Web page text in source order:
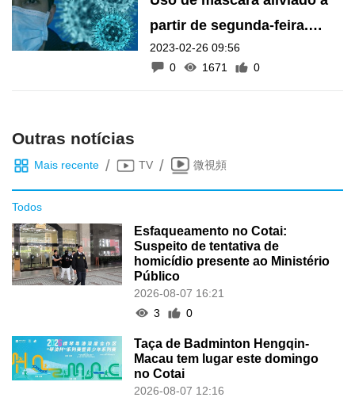
partir de segunda-feira.
Conheça o essencial
2023-02-26 09:56
0
1671 0
Outras notícias
Mais recente / TV / 微視頻
Todos
Esfaqueamento no Cotai:
Suspeito de tentativa de
homicídio presente ao Ministério
Público
2026-08-07 16:21
3
0
Taça de Badminton Hengqin-
Macau tem lugar este domingo
no Cotai
2026-08-07 12:16